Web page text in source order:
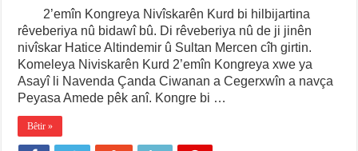
2’emîn Kongreya Nivîskarên Kurd bi hilbijartina
rêveberiya nû bidawî bû. Di rêveberiya nû de ji jinên
nivîskar Hatice Altindemir û Sultan Mercen cîh girtin.
Komeleya Niviskarên Kurd 2’emîn Kongreya xwe ya
Asayî li Navenda Çanda Ciwanan a Cegerxwîn a navça
Peyasa Amede pêk anî. Kongre bi …
Bêtir »